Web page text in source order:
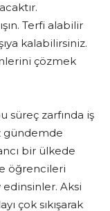
Terfi alabilir
kalabilirsiniz.
çözmek
süreç zarfında iş
gündemde
bir ülkede
öğrencileri
Aksi
çok sıkışarak